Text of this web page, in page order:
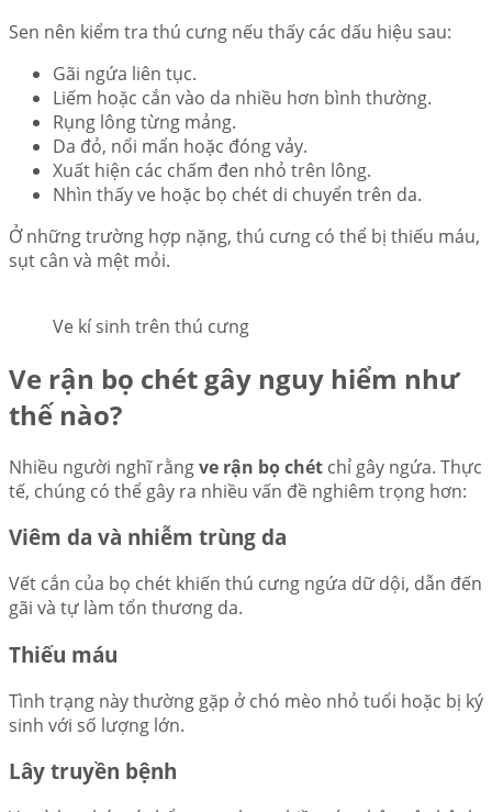
Sen nên kiểm tra thú cưng nếu thấy các dấu hiệu sau:
Gãi ngứa liên tục.
Liếm hoặc cắn vào da nhiều hơn bình thường.
Rụng lông từng mảng.
Da đỏ, nổi mẩn hoặc đóng vảy.
Xuất hiện các chấm đen nhỏ trên lông.
Nhìn thấy ve hoặc bọ chét di chuyển trên da.
Ở những trường hợp nặng, thú cưng có thể bị thiếu máu,
sụt cân và mệt mỏi.
Ve kí sinh trên thú cưng
Ve rận bọ chét gây nguy hiểm như
thế nào?
Nhiều người nghĩ rằngve rận bọ chét chỉ gây ngứa. Thực
tế, chúng có thể gây ra nhiều vấn đề nghiêm trọng hơn:
Viêm da và nhiễm trùng da
Vết cắn của bọ chét khiến thú cưng ngứa dữ dội, dẫn đến
gãi và tự làm tổn thương da.
Thiếu máu
Tình trạng này thường gặp ở chó mèo nhỏ tuổi hoặc bị ký
sinh với số lượng lớn.
Lây truyền bệnh